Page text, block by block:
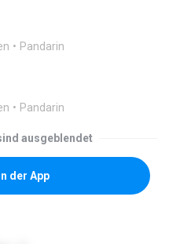
Pandarin
Pandarin
ausgeblendet
der App